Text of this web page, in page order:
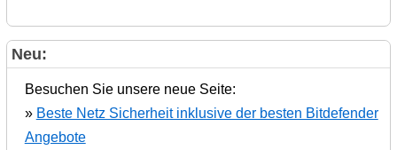
Neu:
Besuchen Sie unsere neue Seite:
» Beste Netz Sicherheit inklusive der besten Bitdefender
Angebote